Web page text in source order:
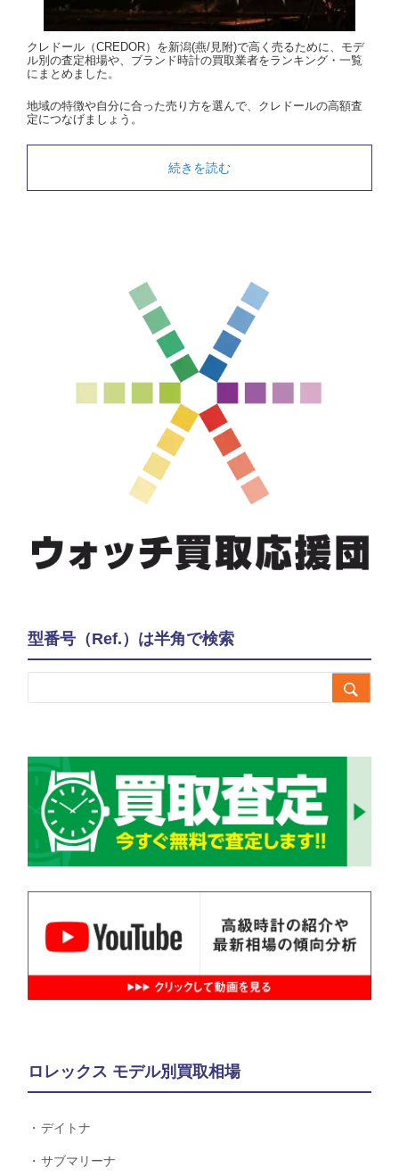
クレドール（CREDOR）を新潟(燕/見附)で高く売るために、モデ
ル別の査定相場や、ブランド時計の買取業者をランキング・一覧
にまとめました。
地域の特徴や自分に合った売り方を選んで、クレドールの高額査
定につなげましょう。
続きを読む
型番号（Ref.）は半角で検索

ロレックス モデル別買取相場
デイトナ
サブマリーナ